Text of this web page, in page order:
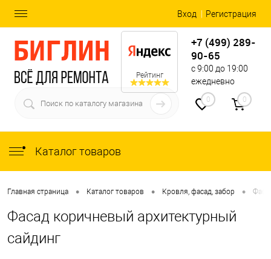
Вход Регистрация
Рейтинг
+7 (499) 289-
90-65
с 9:00 до 19:00
ежедневно
0 0
Каталог товаров
Главная страница • Каталог товаров • Кровля, фасад, забор •
Фасад коричневый архитектурный
сайдинг